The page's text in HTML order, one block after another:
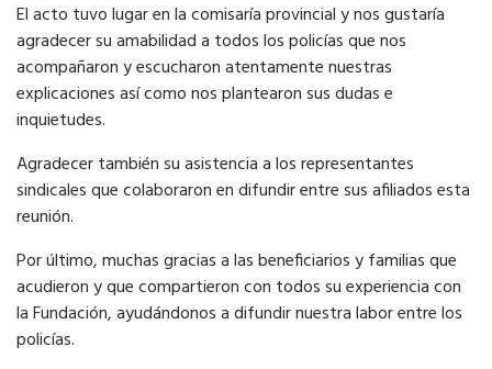
El acto tuvo lugar en la comisaría provincial y nos gustaría
agradecer su amabilidad a todos los policías que nos
acompañaron y escucharon atentamente nuestras
explicaciones así como nos plantearon sus dudas e
inquietudes.
Agradecer también su asistencia a los representantes
sindicales que colaboraron en difundir entre sus afiliados esta
reunión.
Por último, muchas gracias a las beneficiarios y familias que
acudieron y que compartieron con todos su experiencia con
la Fundación, ayudándonos a difundir nuestra labor entre los
policías.